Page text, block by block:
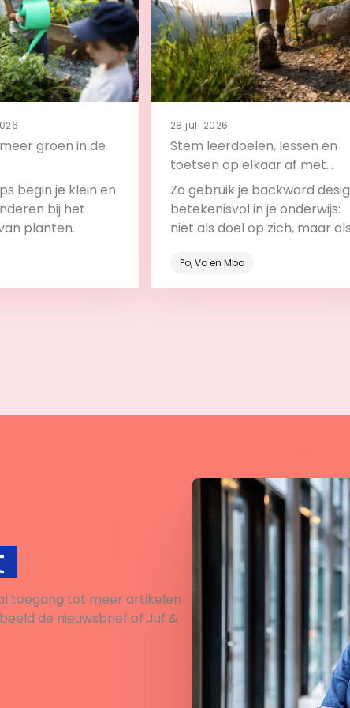
groen in de
begin je klein en
bij het
planten.
28 juli 2026
Stem leerdoelen, lessen en
toetsen op elkaar af met
backward design
Zo gebruik je backward
betekenisvol in je onderwijs:
niet als doel op zich, maar als
Po, Vo en Mbo
toegang tot meer artikelen
de nieuwsbrief of Juf &